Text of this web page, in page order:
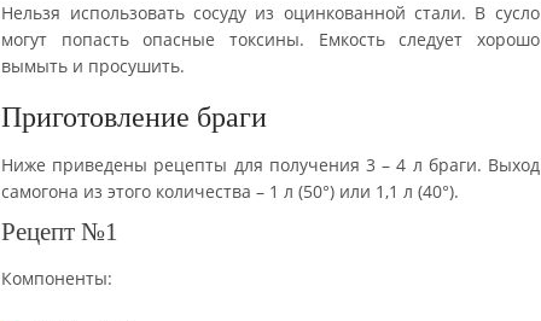
Нельзя использовать сосуду из оцинкованной стали. В сусло
могут попасть опасные токсины. Емкость следует хорошо
вымыть и просушить.
Приготовление браги
Ниже приведены рецепты для получения 3 – 4 л браги. Выход
самогона из этого количества – 1 л (50°) или 1,1 л (40°).
Рецепт №1
Компоненты: